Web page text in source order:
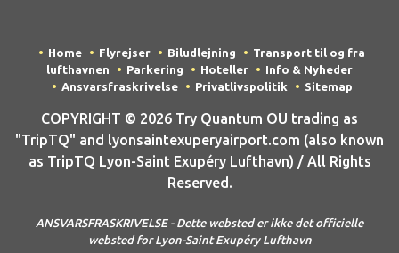
Home Flyrejser Biludlejning
Transport til og fra
lufthavnen
Parkering Hoteller
Info & Nyheder
Ansvarsfraskrivelse
Privatlivspolitik Sitemap
COPYRIGHT © 2026 Try Quantum OU trading as
"TripTQ" and lyonsaintexuperyairport.com (also known
as TripTQ Lyon-Saint Exupéry Lufthavn) / All Rights
Reserved.
ANSVARSFRASKRIVELSE - Dette websted er ikke det officielle
websted for Lyon-Saint Exupéry Lufthavn